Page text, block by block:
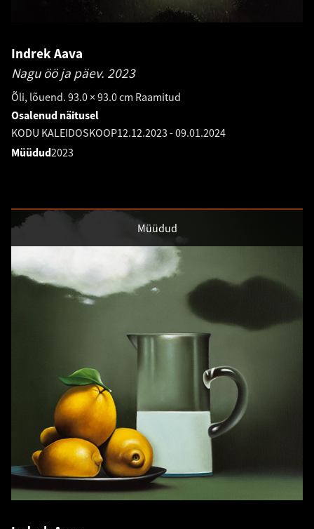
Indrek Aava
Nagu öö ja päev. 2023
Õli, lõuend. 93.0 × 93.0 cm Raamitud
Osalenud näitusel
KODU KALEIDOSKOOP12.12.2023 -09.01.2024
Müüdud2023
Müüdud